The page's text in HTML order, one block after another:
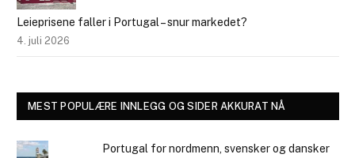
Leieprisene faller i Portugal – snur markedet?
4. juli 2026
MEST POPULÆRE INNLEGG OG SIDER AKKURAT NÅ
Portugal for nordmenn, svensker og dansker